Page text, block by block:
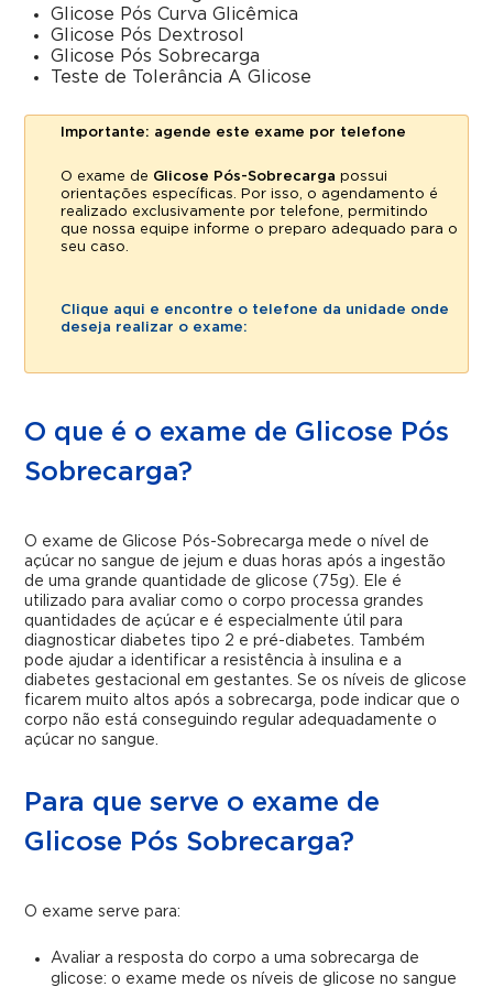
Glicose Pós Curva Glicêmica
Glicose Pós Dextrosol
Glicose Pós Sobrecarga
Teste de Tolerância A Glicose
Importante: agende este exame por telefone
O exame de Glicose Pós-Sobrecarga possui
orientações específicas. Por isso, o agendamento é
realizado exclusivamente por telefone, permitindo
que nossa equipe informe o preparo adequado para o
seu caso.
Clique aqui e encontre o telefone da unidade onde
deseja realizar o exame:
O que é o exame de Glicose Pós
Sobrecarga?
O exame de Glicose Pós-Sobrecarga mede o nível de
açúcar no sangue de jejum e duas horas após a ingestão
de uma grande quantidade de glicose (75g). Ele é
utilizado para avaliar como o corpo processa grandes
quantidades de açúcar e é especialmente útil para
diagnosticar diabetes tipo 2 e pré-diabetes. Também
pode ajudar a identificar a resistência à insulina e a
diabetes gestacional em gestantes. Se os níveis de glicose
ficarem muito altos após a sobrecarga, pode indicar que o
corpo não está conseguindo regular adequadamente o
açúcar no sangue.
Para que serve o exame de
Glicose Pós Sobrecarga?
O exame serve para:
Avaliar a resposta do corpo a uma sobrecarga de
glicose: o exame mede os níveis de glicose no sangue